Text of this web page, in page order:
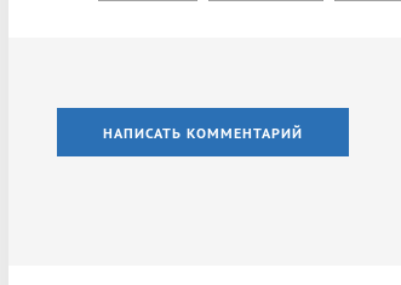
НАПИСАТЬ КОММЕНТАРИЙ